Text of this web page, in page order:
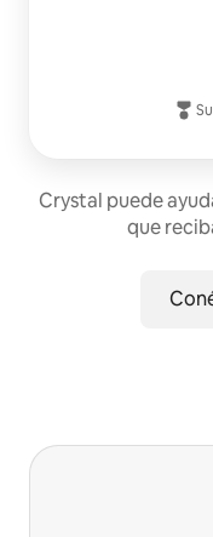
Crystal puede
que